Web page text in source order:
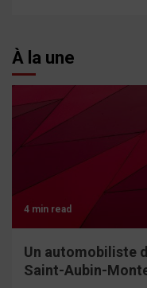
À la une
4 min read
Un automobiliste
Saint-Aubin-